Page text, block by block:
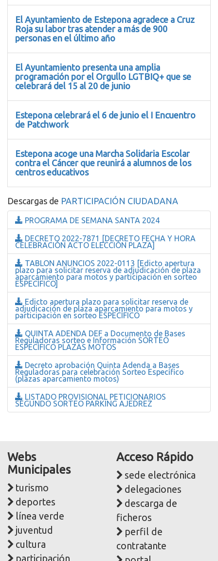
El Ayuntamiento de Estepona agradece a Cruz
Roja su labor tras atender a más de 900
personas en el último año
El Ayuntamiento presenta una amplia
programación por el Orgullo LGTBIQ+ que se
celebrará del 15 al 20 de junio
Estepona celebrará el 6 de junio el I Encuentro
de Patchwork
Estepona acoge una Marcha Solidaria Escolar
contra el Cáncer que reunirá a alumnos de los
centros educativos
Descargas de PARTICIPACIÓN CIUDADANA
PROGRAMA DE SEMANA SANTA 2024
DECRETO 2022-7871 [DECRETO FECHA Y HORA
CELEBRACIÓN ACTO ELECCIÓN PLAZA]
TABLON ANUNCIOS 2022-0113 [Edicto apertura
plazo para solicitar reserva de adjudicación de plaza
aparcamiento para motos y participación en sorteo
ESPECÍFICO]
Edicto apertura plazo para solicitar reserva de
adjudicación de plaza aparcamiento para motos y
participación en sorteo ESPECÍFICO
QUINTA ADENDA DEF a Documento de Bases
Reguladoras sorteo e Información SORTEO
ESPECÍFICO PLAZAS MOTOS
Decreto aprobación Quinta Adenda a Bases
Reguladoras para celebración Sorteo Específico
(plazas aparcamiento motos)
LISTADO PROVISIONAL PETICIONARIOS
SEGUNDO SORTEO PARKING AJEDREZ
Webs
Municipales
turismo
deportes
línea verde
juventud
cultura
participación
Acceso Rápido
sede electrónica
delegaciones
descarga de
ficheros
perfil de
contratante